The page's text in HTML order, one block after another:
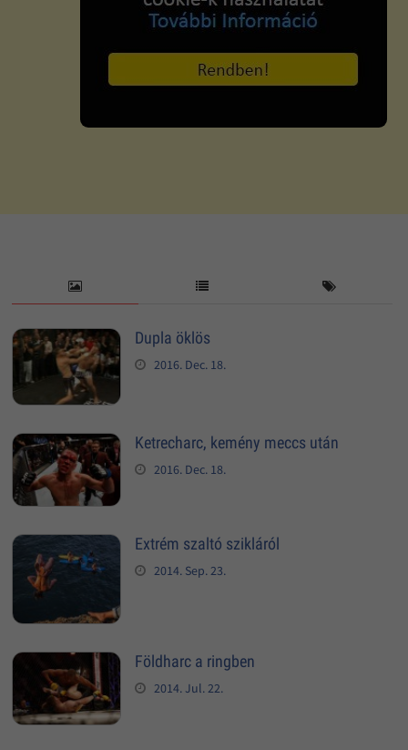
Dupla öklös
2016. Dec. 18.
Ketrecharc, kemény meccs után
2016. Dec. 18.
Extrém szaltó szikláról
2014. Sep. 23.
Földharc a ringben
2014. Jul. 22.